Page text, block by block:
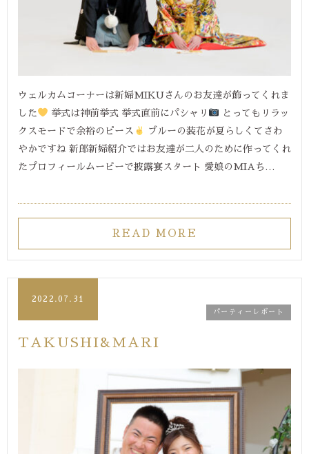
ウェルカムコーナーは新婦MIKUさんのお友達が飾ってくれま
した
挙式は神前挙式 挙式直前にパシャリ
とってもリラッ
クスモードで余裕のピース
ブルーの装花が夏らしくてさわ
やかですね 新郎新婦紹介ではお友達が二人のために作ってくれ
たプロフィールムービーで披露宴スタート 愛娘のMIAち…
READ MORE
2022.07.31
パーティーレポート
TAKUSHI&MARI